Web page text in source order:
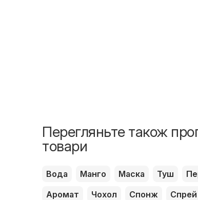
Перегляньте також
товари
Вода Манго Маска Туш
Аромат
Чохол Спонж Спрей